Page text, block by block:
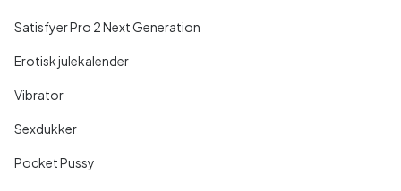
Satisfyer Pro 2 Next Generation
Erotisk julekalender
Vibrator
Sexdukker
Pocket Pussy